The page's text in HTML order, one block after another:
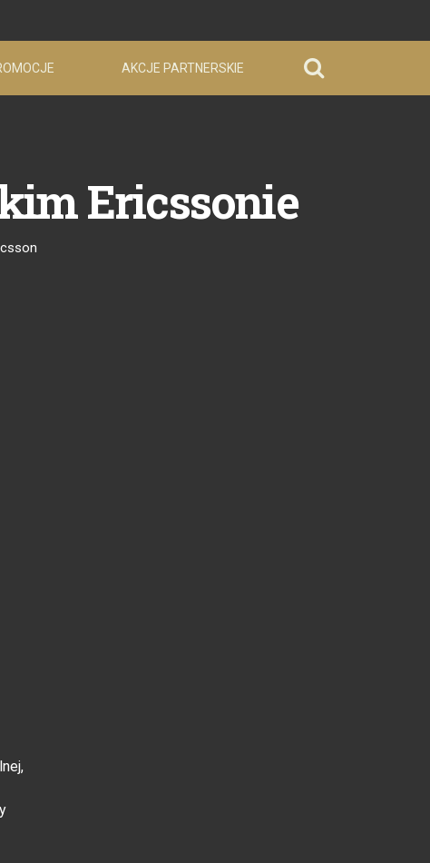
AKCJE PARTNERSKIE
Ericssonie